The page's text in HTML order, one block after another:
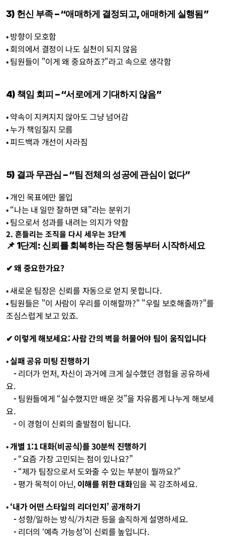
3) 헌신 부족 – “애매하게 결정되고, 애매하게 실행됨”
• 방향이 모호함
• 회의에서 결정이 나도 실천이 되지 않음
• 팀원들이 "이게 왜 중요하죠?"라고 속으로 생각함
4) 책임 회피 – “서로에게 기대하지 않음”
• 약속이 지켜지지 않아도 그냥 넘어감
• 누가 책임질지 모름
• 피드백과 개선이 사라짐
5) 결과 무관심 – “팀 전체의 성공에 관심이 없다”
• 개인 목표에만 몰입
• “나는 내 일만 잘하면 돼”라는 분위기
• 팀으로서 성과를 내려는 의지가 약함
2. 흔들리는 조직을 다시 세우는 3단계
📌 1단계: 신뢰를 회복하는 작은 행동부터 시작하세요
✔ 왜 중요한가요?
• 새로운 팀장은 신뢰를 자동으로 얻지 못합니다.
• 팀원들은 "이 사람이 우리를 이해할까?" "우릴 보호해줄까?"를
조심스럽게 보고 있죠.
✔ 이렇게 해보세요: 사람 간의 벽을 허물어야 팀이 움직입니다
• 실패 공유 미팅 진행하기
    -
리더가 먼저, 자신이 과거에 크게 실수했던 경험을 공유하세
요.
    -
팀원들에게 “실수했지만 배운 것”을 자유롭게 나누게 해보세
요.
    -
이 경험이 신뢰의 출발점이 됩니다.
• 개별 1:1 대화(비공식)를 30분씩 진행하기
    -
“요즘 가장 고민되는 점이 있나요?”
    -
“제가 팀장으로서 도와줄 수 있는 부분이 뭘까요?”
    -
평가 목적이 아닌, 이해를 위한 대화임을 꼭 강조하세요.
• ‘내가 어떤 스타일의 리더인지’ 공개하기
    -
성향/일하는 방식/가치관 등을 솔직하게 설명하세요.
    -
리더의 ‘예측 가능성’이 신뢰를 높입니다.